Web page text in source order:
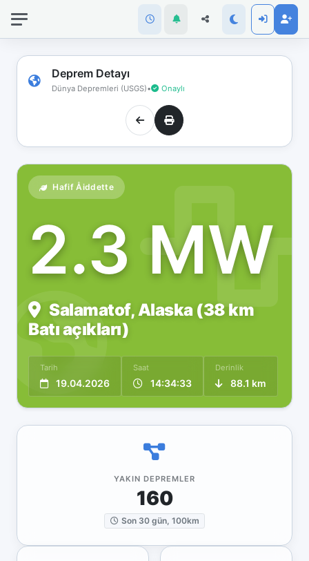
Deprem Detayı
Dünya Depremleri (USGS)• Onaylı
Hafif Åiddette
2.3 MW
Salamatof, Alaska (38 km
Batı açıkları)
Tarih
19.04.2026
Saat
14:34:33
Derinlik
88.1 km
YAKIN DEPREMLER
160
Son 30 gün, 100km
bağlantınız
koptu!
Çevrimdışı
moddasınız.